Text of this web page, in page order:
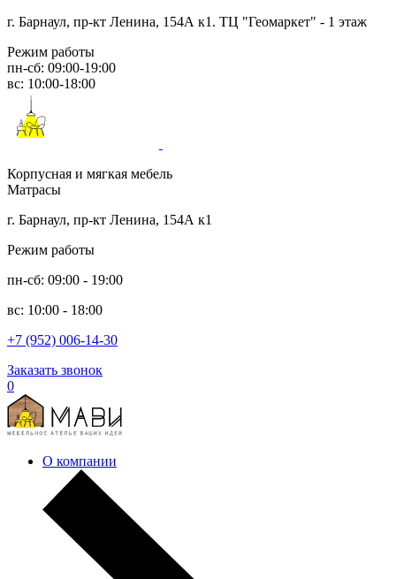
г. Барнаул, пр-кт Ленина, 154А к1. ТЦ "Геомаркет" - 1 этаж
Режим работы
пн-сб: 09:00-19:00
вс: 10:00-18:00
Корпусная и мягкая мебель
Матрасы
г. Барнаул, пр-кт Ленина, 154А к1
Режим работы
пн-сб: 09:00 - 19:00
вс: 10:00 - 18:00
+7 (952) 006-14-30
Заказать звонок
0
О компании